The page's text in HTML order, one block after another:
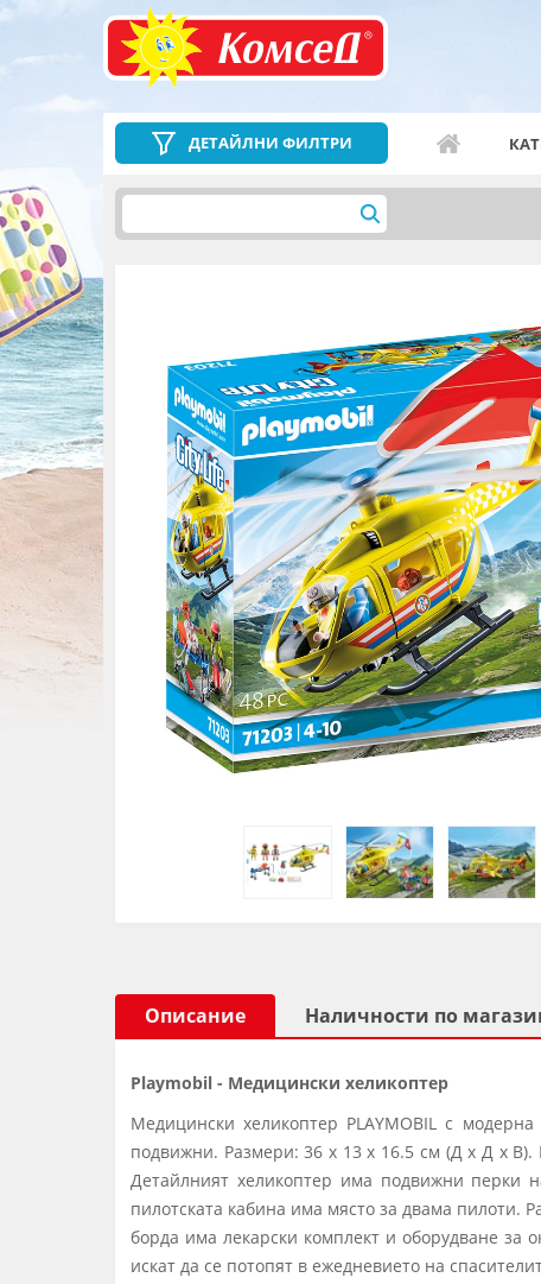
ДЕТАЙЛНИ ФИЛТРИ
Описание Наличности по
Playmobil - Медицински хеликоптер
Медицински хеликоптер PLAYMOBIL с
подвижни. Размери: 36 x 13 x 16.5 см (Д x Д x В).
Детайлният хеликоптер има подвижни перки
пилотската кабина има място за двама пилоти.
борда има лекарски комплект и оборудване за
искат да се потопят в ежедневието на